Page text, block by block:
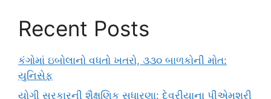
Recent Posts
કંગોમાં ઇબોલાનો વધતો ખતરો, ૩૩૦ બાળકોની મોત:
યુનિસેફ
યોગી સરકારની શૈક્ષણિક સુધારણા: દેવરીયાના પીએમશ્રી